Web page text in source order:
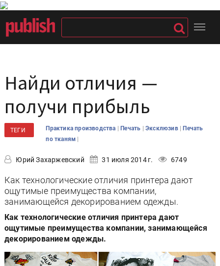
Найди отличия —
получи прибыль
ТЕГИ Практика производства |Печать |Эксклюзив |Печать
по тканям |
Юрий Захаржевский 31 июля 2014 г. 6749
Как технологические отличия принтера дают
ощутимые преимущества компании,
занимающейся декорированием одежды.
Как технологические отличия принтера дают
ощутимые преимущества компании, занимающейся
декорированием одежды.